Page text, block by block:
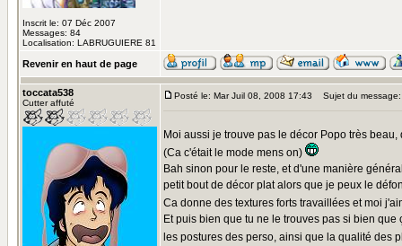
Inscrit le: 07 Déc 2007
Messages: 84
Localisation: LABRUGUIERE 81
Revenir en haut de page
toccata538
Cutter affuté
Posté le: Mar Juil 08, 2008 17:43 Sujet du message:
Moi aussi je trouve pas le décor Popo très
(Ca c'était le mode mens on)
Bah sinon pour le reste, et d'une manière
petit bout de décor plat alors que je peux le
Ca donne des textures forts travaillées et moi
Et puis bien que tu ne le trouves pas si bien
les postures des perso, ainsi que la qualité des